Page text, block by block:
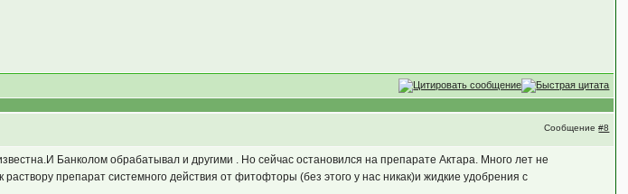
Сообщение#8
Банколом обрабатывал и другими . Но сейчас остановился на препарате Актара. Много лет не
препарат системного действия от фитофторы (без этого у нас никак)и жидкие удобрения с